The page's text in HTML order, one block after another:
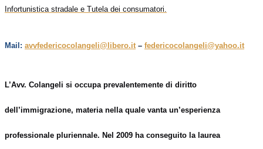
Infortunistica stradale e Tutela dei consumatori.
Mail: avvfedericocolangeli@libero.it – federicocolangeli@yahoo.it
L’Avv. Colangeli si occupa prevalentemente di diritto
dell ’immigrazione, materia nella quale vanta un’esperienza
professionale pluriennale. Nel 2009 ha conseguito la laurea